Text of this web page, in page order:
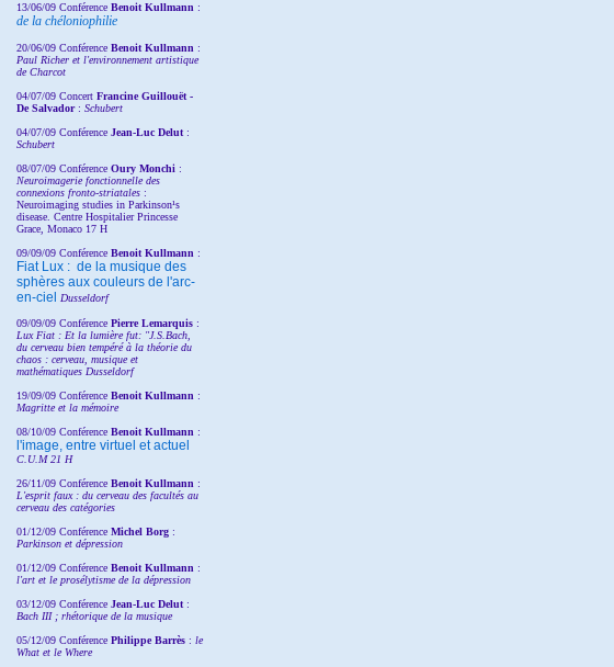
13/06/09 Conférence Benoit Kullmann :
de la chéloniophilie
20/06/09 Conférence Benoit Kullmann :
Paul Richer et l'environnement artistique
de Charcot
04/07/09 Concert Francine Guillouët -
De Salvador : Schubert
04/07/09 Conférence Jean-Luc Delut :
Schubert
08/07/09 Conférence Oury Monchi :
Neuroimagerie fonctionnelle des
connexions fronto-striatales :
Neuroimaging studies in Parkinson¹s
disease. Centre Hospitalier Princesse
Grace, Monaco 17 H
09/09/09 Conférence Benoit Kullmann :
Fiat Lux : de la musique des
sphères aux couleurs de l'arc-
en-ciel
Dusseldorf
09/09/09 Conférence Pierre Lemarquis :
Lux Fiat : Et la lumière fut: "J.S.Bach,
du cerveau bien tempéré à la théorie du
chaos : cerveau, musique et
mathématiques Dusseldorf
19/09/09 Conférence Benoit Kullmann :
Magritte et la mémoire
08/10/09 Conférence Benoit Kullmann :
l'image, entre virtuel et actuel
C.U.M 21 H
26/11/09 Conférence Benoit Kullmann :
L'esprit faux : du cerveau des facultés au
cerveau des catégories
01/12/09 Conférence Michel Borg :
Parkinson et dépression
01/12/09 Conférence Benoit Kullmann :
l'art et le prosélytisme de la dépression
03/12/09 Conférence Jean-Luc Delut :
Bach III ; rhétorique de la musique
05/12/09 Conférence Philippe Barrès : le
What et le Where